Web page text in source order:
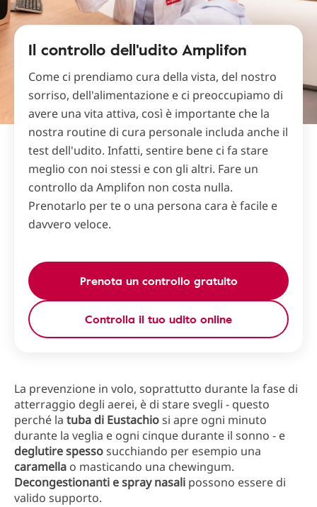
Il controllo dell'udito Amplifon
Come ci prendiamo cura della vista, del nostro
sorriso, dell'alimentazione e ci preoccupiamo di
avere una vita attiva, così è importante che la
nostra routine di cura personale includa anche il
test dell'udito. Infatti, sentire bene ci fa stare
meglio con noi stessi e con gli altri. Fare un
controllo da Amplifon non costa nulla.
Prenotarlo per te o una persona cara è facile e
davvero veloce.
Prenota un controllo gratuito
Controlla il tuo udito online
La prevenzione in volo, soprattutto durante la fase di
atterraggio degli aerei, è di stare svegli - questo
perché la tuba di Eustachiosi apre ogni minuto
durante la veglia e ogni cinque durante il sonno - e
deglutire spessosucchiando per esempio una
caramella o masticando una chewingum.
Decongestionanti e spray nasali possono essere di
valido supporto.